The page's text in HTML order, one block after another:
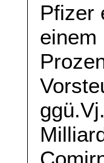
Pfizer
einem